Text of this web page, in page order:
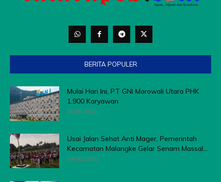
BERITA POPULER
Mulai Hari Ini, PT GNI Morowali Utara PHK
1.900 Karyawan
05/08/2026
Usai Jalan Sehat Anti Mager, Pemerintah
Kecamatan Malangke Gelar Senam Massal...
04/08/2026